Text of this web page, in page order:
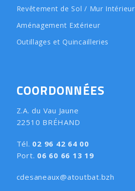
Revêtement de Sol / Mur Intérieur
Aménagement Extérieur
Outillages et Quincailleries
COORDONNÉES
Z.A. du Vau Jaune
22510 BRÉHAND
Tél. 02 96 42 64 00
Port. 06 60 66 13 19
cdesaneaux@atoutbat.bzh